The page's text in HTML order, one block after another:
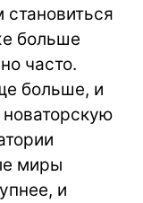
становиться
больше
часто.
больше, и
новаторскую
миры
и